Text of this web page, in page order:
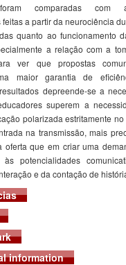
comparadas com
a partir da neurociência
quanto ao funcionamento
a relação com a
ver que propostas
maior garantia de
depreende-se a
superem a
polarizada estritamente no
na transmissão, mais
oferta que em criar uma
potencialidades
e da contação de
information